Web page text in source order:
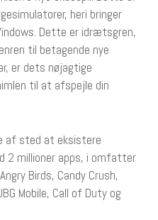
heri bringer
Dette er idrætsgren,
til betagende nye
er dets nøjagtige
til at afspejle din
af sted at eksistere
2 millioner apps, i omfatter
Birds, Candy Crush,
Mobile, Call of Duty og